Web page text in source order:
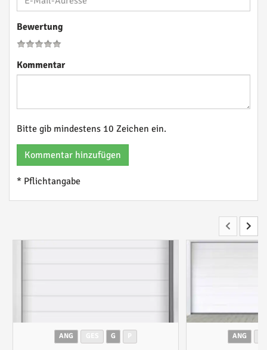
Bewertung
Kommentar
Bitte gib mindestens 10 Zeichen ein.
Kommentar hinzufügen
* Pflichtangabe
ANG G ANG